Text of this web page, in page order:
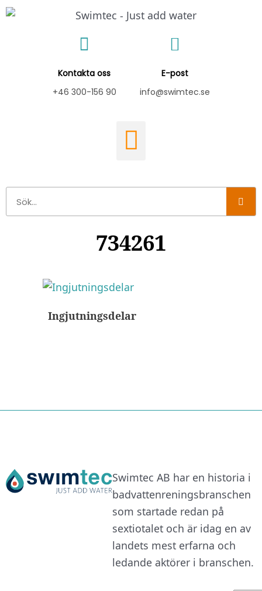
Hoppa
Kontakta oss
+46 300-156 90
E-post
info@swimtec.se
734261
Ingjutningsdelar
Swimtec AB har en historia i
badvattenreningsbranschen
som startade redan på
sextiotalet och är idag en av
landets mest erfarna och
ledande aktörer i branschen.